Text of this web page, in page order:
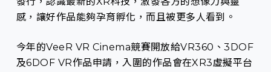
感，讓好作品能夠孕育孵化，而且被更多人看到。
今年的VeeR VR Cinema競賽開放給VR360、3DOF
及6DOF VR作品申請，入圍的作品會在XR3虛擬平台